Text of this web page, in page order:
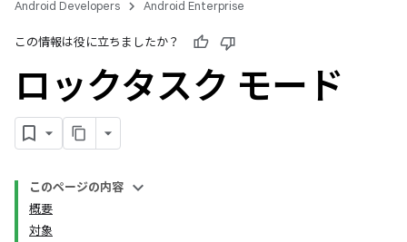
Android Developers Android Enterprise
この情報は役に立ちましたか？
ロックタスク モード
このページの内容
概要
対象